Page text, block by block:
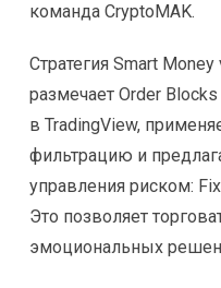
команда CryptoMAK.
Стратегия Smart
размечает Order
в TradingView,
фильтрацию и
управления риском:
Это позволяет
эмоциональных